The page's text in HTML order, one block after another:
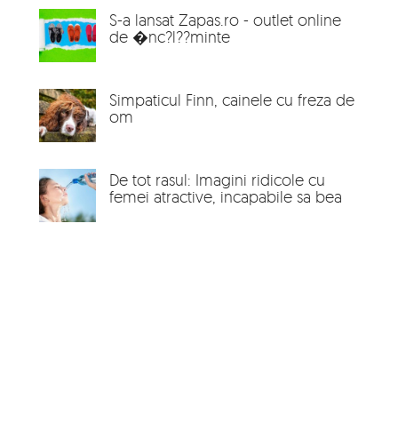
S-a lansat Zapas.ro - outlet online
de �nc?l??minte
Simpaticul Finn, cainele cu freza de
om
De tot rasul: Imagini ridicole cu
femei atractive, incapabile sa bea